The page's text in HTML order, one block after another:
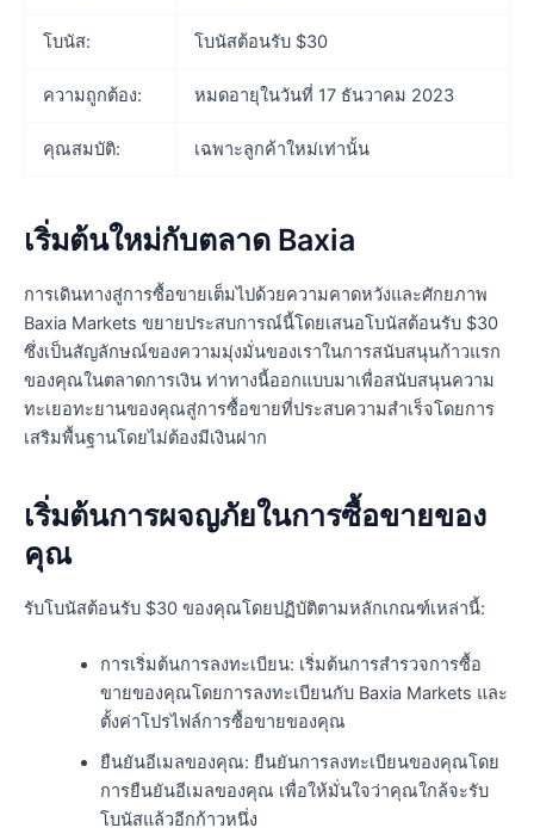
โบนัส: โบนัสต้อนรับ $30
ความถูกต้อง: หมดอายุในวันที่ 17 ธันวาคม 2023
คุณสมบัติ: เฉพาะลูกค้าใหม่เท่านั้น
เริ่มต้นใหม่กับตลาด Baxia
การเดินทางสู่การซื้อขายเต็มไปด้วยความคาดหวังและศักยภาพ
Baxia Markets ขยายประสบการณ์นี้โดยเสนอโบนัสต้อนรับ $30
ซึ่งเป็นสัญลักษณ์ของความมุ่งมั่นของเราในการสนับสนุนก้าวแรก
ของคุณในตลาดการเงิน ท่าทางนี้ออกแบบมาเพื่อสนับสนุนความ
ทะเยอทะยานของคุณสู่การซื้อขายที่ประสบความสำเร็จโดยการ
เสริมพื้นฐานโดยไม่ต้องมีเงินฝาก
เริ่มต้นการผจญภัยในการซื้อขายของ
คุณ
รับโบนัสต้อนรับ $30 ของคุณโดยปฏิบัติตามหลักเกณฑ์เหล่านี้:
การเริ่มต้นการลงทะเบียน: เริ่มต้นการสำรวจการซื้อ
ขายของคุณโดยการลงทะเบียนกับ Baxia Markets และ
ตั้งค่าโปรไฟล์การซื้อขายของคุณ
ยืนยันอีเมลของคุณ: ยืนยันการลงทะเบียนของคุณโดย
การยืนยันอีเมลของคุณ เพื่อให้มั่นใจว่าคุณใกล้จะรับ
โบนัสแล้วอีกก้าวหนึ่ง